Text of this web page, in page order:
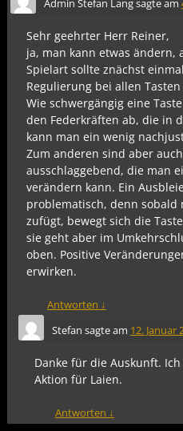
Admin Stefan Langsagte am
Sehr geehrter Herr Reiner,
ja, man kann etwas ändern,
Spielart sollte znächst
Regulierung bei allen
Wie schwergängig eine
den Federkräften ab, die in
kann man ein wenig
Zum anderen sind aber
ausschlaggebend, die man
verändern kann. Ein
problematisch, denn sobald
zufügt, bewegt sich die
sie geht aber im
oben. Positive
erwirken.
Antworten ↓
Stefan sagte am 12. Januar
Danke für die Auskunft.
Aktion für Laien.
Antworten ↓